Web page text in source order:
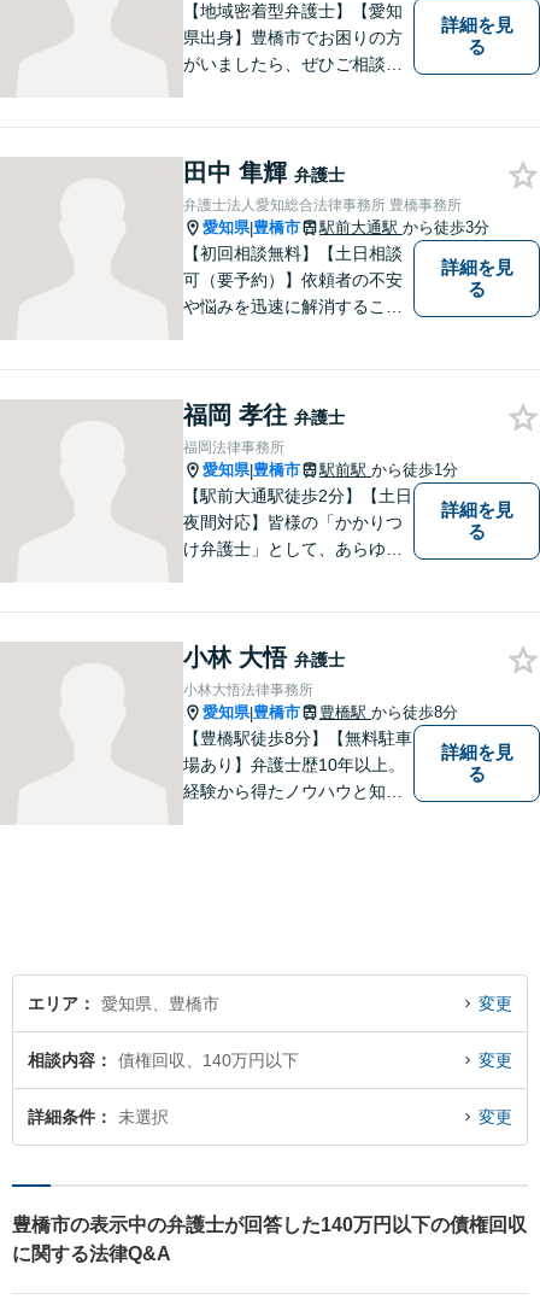
【地域密着型弁護士】【愛知
県出身】豊橋市でお困りの方
がいましたら、ぜひご相談く
詳細を見
る
田中 隼輝 弁護士
弁護士法人愛知総合法律事務所 豊橋事務所
愛知県|豊橋市 駅前大通駅 から徒歩3分
【初回相談無料】【土日相談
可（要予約）】依頼者の不安
や悩みを迅速に解消すること
気軽に相談できるように、謙
虚で親しみやすい弁護士を目
指しています。【駅前大通駅3
分】
詳細を見
る
福岡 孝往 弁護士
福岡法律事務所
愛知県|豊橋市 駅前駅 から徒歩1分
【駅前大通駅徒歩2分】【土日
夜間対応】皆様の「かかりつ
け弁護士」として、あらゆる
きます。まずはお気軽にご相
談ください。
詳細を見
る
小林 大悟 弁護士
小林大悟法律事務所
愛知県|豊橋市 豊橋駅 から徒歩8分
【豊橋駅徒歩8分】【無料駐車
場あり】弁護士歴10年以上。
経験から得たノウハウと知見
さい。
詳細を見
る
エリア 愛知県、豊橋市 変更
相談内容 債権回収、140万円以下 変更
詳細条件 未選択 変更
豊橋市の表示中の弁護士が回答した140万円以下の債権回収
に関する法律Q&A